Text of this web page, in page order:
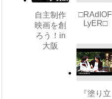
自主制作
映画を創
ろう！in
大阪
□RAdIOF
LyER□
『塗り立